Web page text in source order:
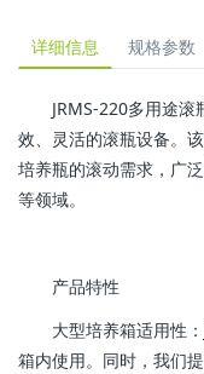
详细信息 规格参数
JRMS-220多用途
效、灵活的滚瓶设备。
培养瓶的滚动需求，广
等领域。
产品特性
大型培养箱适用性
箱内使用。同时，我们